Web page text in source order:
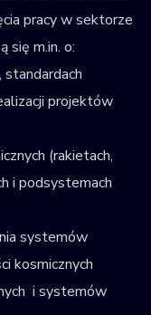
pracy w sektorze
się m.in. o:
projektów
(rakietach,
i podsystemach
systemów
kosmicznych
i systemów